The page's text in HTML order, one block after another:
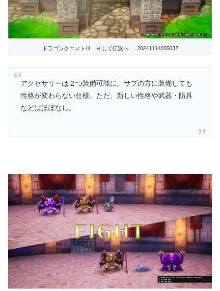
ドラゴンクエストⅢ そして伝説へ…_20241114005032
アクセサリーは２つ装備可能に。サブの方に装備しても
性格が変わらない仕様。ただ、新しい性格や武器・防具
などはほぼなし。